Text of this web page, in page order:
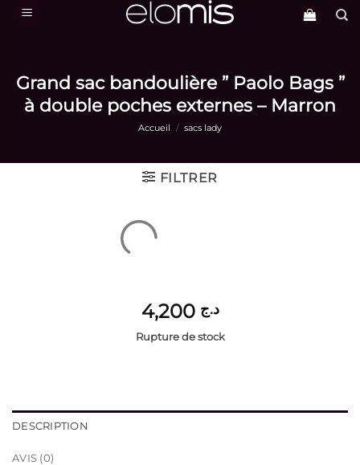
Passer
Grand sac bandoulière ” Paolo Bags ”
à double poches externes – Marron
Accueil / sacs lady
FILTRER
د.ج 4,200
Rupture de stock
DESCRIPTION
AVIS (0)